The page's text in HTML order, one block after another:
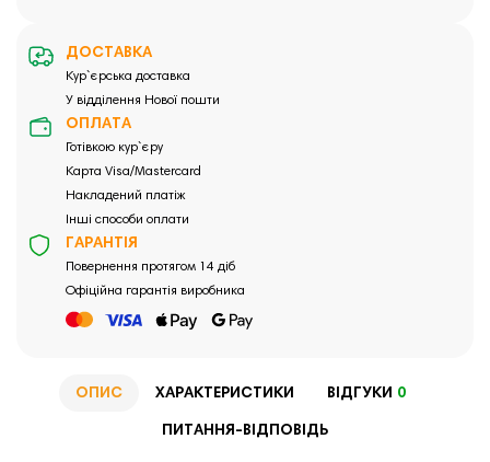
ДОСТАВКА
Кур`єрська доставка
У відділення Нової пошти
ОПЛАТА
Готівкою кур`єру
Карта Visa/Mastercard
Накладений платіж
Інші способи оплати
ГАРАНТІЯ
Повернення протягом 14 діб
Офіційна гарантія виробника
ОПИС ХАРАКТЕРИСТИКИ ВІДГУКИ 0
ПИТАННЯ-ВІДПОВІДЬ